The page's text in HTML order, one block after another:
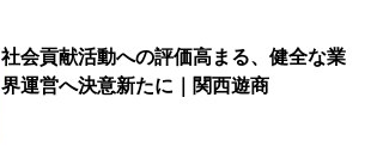
社会貢献活動への評価高まる、健全な業
界運営へ決意新たに｜関西遊商